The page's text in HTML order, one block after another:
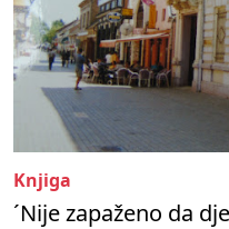
Knjiga
´Nije zapaženo da